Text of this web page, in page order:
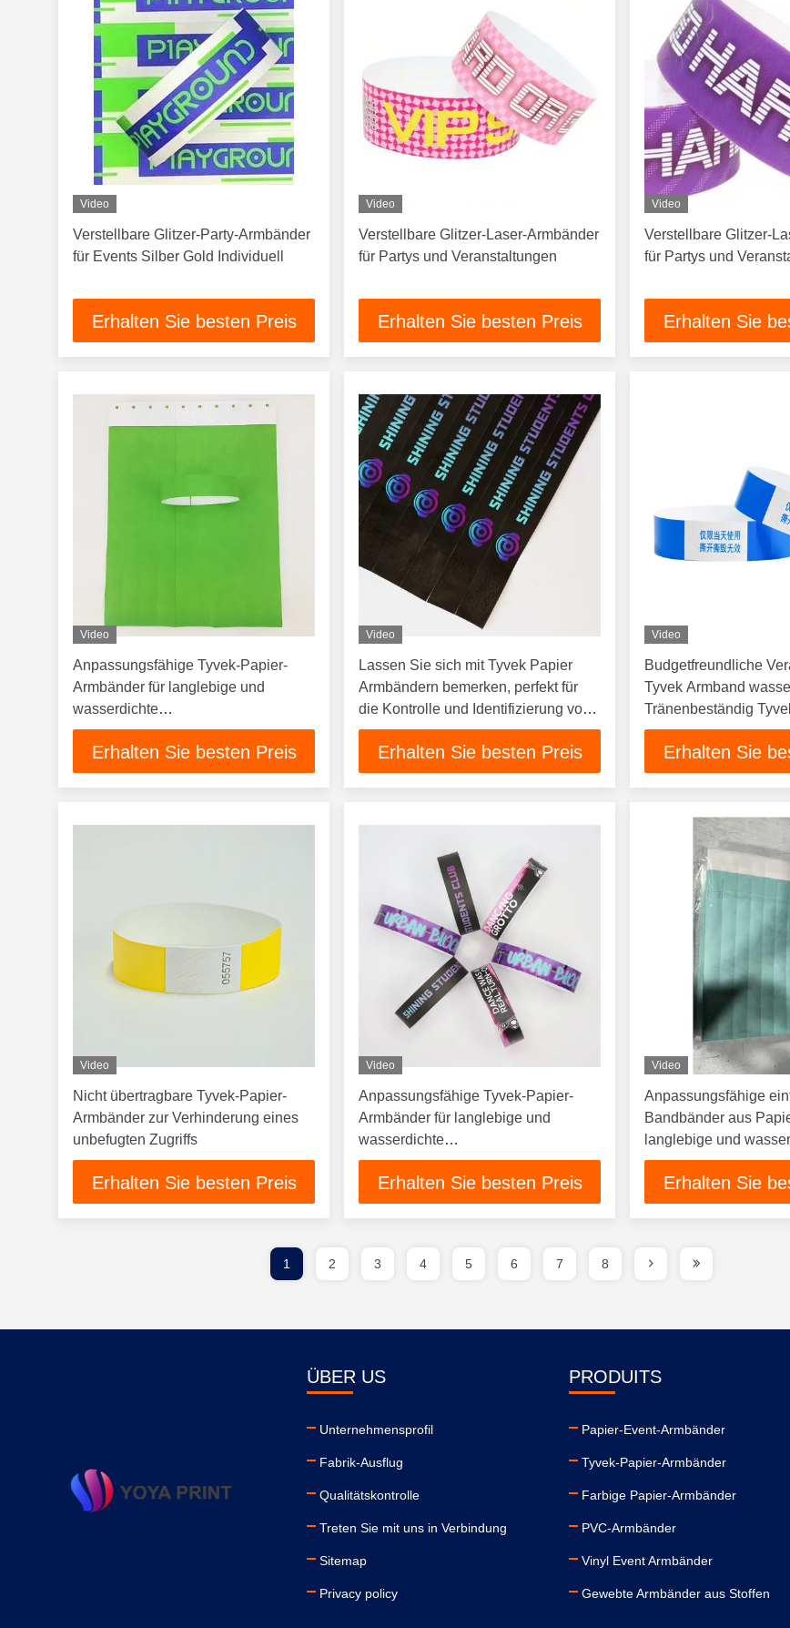
Video
Verstellbare Glitzer-Party-Armbänder
für Events Silber Gold Individuell
Erhalten Sie besten Preis
Video
Verstellbare Glitzer-Laser-Armbänder
für Partys und Veranstaltungen
Erhalten Sie besten Preis
Video
Verstellbare Glitzer-
für Partys und
Erhalten Sie
Video
Anpassungsfähige Tyvek-Papier-
Armbänder für langlebige und
wasserdichte
Veranstaltungssicherheit
Erhalten Sie besten Preis
Video
Lassen Sie sich mit Tyvek Papier
Armbändern bemerken, perfekt für
die Kontrolle und Identifizierung von
Menschenmengen.
Erhalten Sie besten Preis
Video
Budgetfreundliche
Tyvek Armband
Tränenbeständig
Armbänder für
Markenbildung
Erhalten Sie
Video
Nicht übertragbare Tyvek-Papier-
Armbänder zur Verhinderung eines
unbefugten Zugriffs
Erhalten Sie besten Preis
Video
Anpassungsfähige Tyvek-Papier-
Armbänder für langlebige und
wasserdichte
Veranstaltungssicherheit
Erhalten Sie besten Preis
Video
Anpassungsfähige
Bandbänder aus
langlebige und
Erhalten Sie
1 2 3 4 5 6 7 8
ÜBER US
Unternehmensprofil
Fabrik-Ausflug
Qualitätskontrolle
Treten Sie mit uns in Verbindung
Sitemap
Privacy policy
PRODUITS
Papier-Event-Armbänder
Tyvek-Papier-Armbänder
Farbige Papier-Armbänder
PVC-Armbänder
Vinyl Event Armbänder
Gewebte Armbänder aus Stoffen